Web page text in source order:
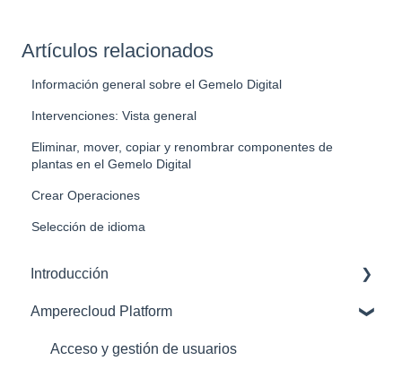
Artículos relacionados
Información general sobre el Gemelo Digital
Intervenciones: Vista general
Eliminar, mover, copiar y renombrar componentes de
plantas en el Gemelo Digital
Crear Operaciones
Selección de idioma
Introducción
Amperecloud Platform – Cuenta y configuración
Plataforma Amperecloud: nuevas instalaciones y
Amperecloud Platform
Acceso y gestión de usuarios